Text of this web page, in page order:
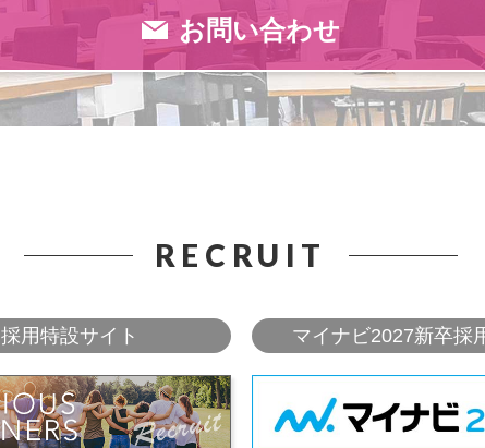
お問い合わせ
RECRUIT
採用特設サイト マイナビ2027新卒採